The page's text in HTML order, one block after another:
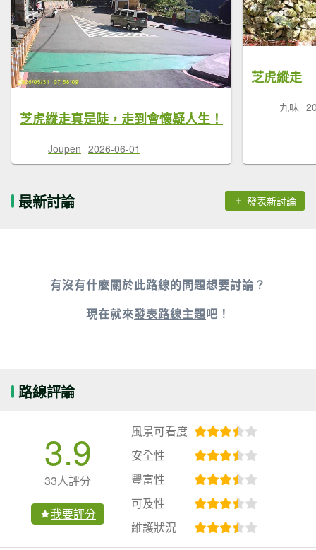
芝虎縱走真是陡，走到會懷疑人生！
Joupen 2026-06-01
芝虎縱走
九味
最新討論 發表新討論
有沒有什麼關於此路線的問題想要討論？
現在就來發表路線主題吧！
路線評論
3.9
33人評分
我要評分
風景可看度
安全性
豐富性
可及性
維護狀況